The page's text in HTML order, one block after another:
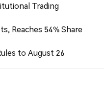
Trading
Reaches 54% Share
to August 26